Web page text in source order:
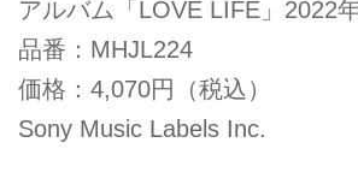
アルバム「LOVE LIFE」2022
品番：MHJL224
価格：4,070円（税込）
Sony Music Labels Inc.